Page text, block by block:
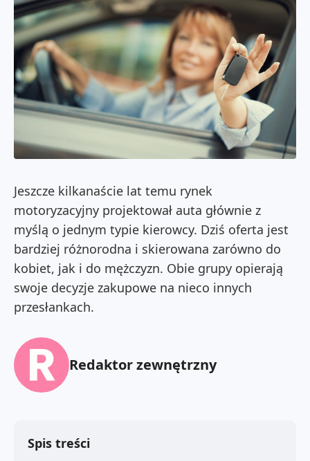
Jeszcze kilkanaście lat temu rynek
motoryzacyjny projektował auta głównie z
myślą o jednym typie kierowcy. Dziś oferta jest
bardziej różnorodna i skierowana zarówno do
kobiet, jak i do mężczyzn. Obie grupy opierają
swoje decyzje zakupowe na nieco innych
przesłankach.
Redaktor zewnętrzny
Spis treści